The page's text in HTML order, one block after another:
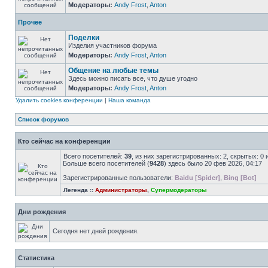
Модераторы: Andy Frost Anton
Прочее
Поделки
Изделия участников форума
Модераторы: Andy Frost Anton
Общение на любые темы
Здесь можно писать все, что душе угодно
Модераторы: Andy Frost Anton
Удалить cookies конференции | Наша команда
Список форумов
Кто сейчас на конференции
Всего посетителей: 39 , из них зарегистрированных: 2, скрытых:
Больше всего посетителей (9428) здесь было 20 фев 2026, 04:17
Зарегистрированные пользователи: Baidu [Spider] Bing [Bot]
Легенда :: Администраторы Супермодераторы
Дни рождения
Сегодня нет дней рождения.
Статистика